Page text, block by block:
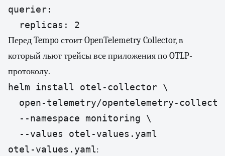
querier:
  replicas: 2
Перед Tempo стоит OpenTelemetry Collector, в
который льют трейсы все приложения по OTLP-
протоколу.
helm install otel-collector \
open-telemetry/opentelemetry-
  --namespace monitoring \
  --values otel-values.yaml
otel-values.yaml: